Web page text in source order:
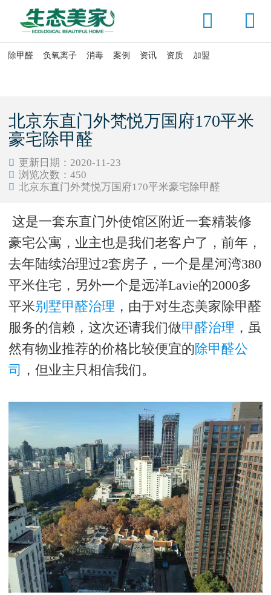


除甲醛 负氧离子 消毒 案例 资讯 资质 加盟
北京东直门外梵悦万国府170平米
豪宅除甲醛
 更新日期：2020-11-23
 浏览次数： 450
 北京东直门外梵悦万国府170平米豪宅除甲醛
这是一套东直门外使馆区附近一套精装修
豪宅公寓，业主也是我们老客户了，前年，
去年陆续治理过2套房子，一个是星河湾380
平米住宅，另外一个是远洋Lavie的2000多
平米别墅甲醛治理 ，由于对生态美家除甲醛
服务的信赖，这次还请我们做甲醛治理 ，虽
然有物业推荐的价格比较便宜的除甲醛公
司 ，但业主只相信我们。